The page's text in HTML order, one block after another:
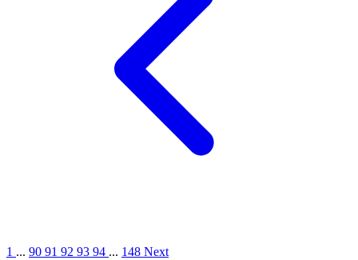
1 ... 90 91 92 93 94 ... 148 Next